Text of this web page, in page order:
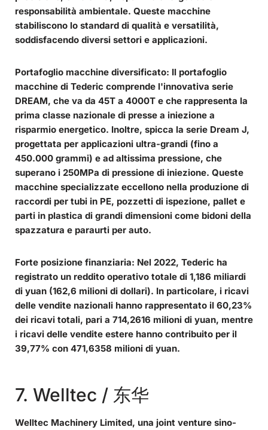
responsabilità ambientale. Queste macchine
stabiliscono lo standard di qualità e versatilità,
soddisfacendo diversi settori e applicazioni.
Portafoglio macchine diversificato: Il portafoglio
macchine di Tederic comprende l'innovativa serie
DREAM, che va da 45T a 4000T e che rappresenta la
prima classe nazionale di presse a iniezione a
risparmio energetico. Inoltre, spicca la serie Dream J,
progettata per applicazioni ultra-grandi (fino a
450.000 grammi) e ad altissima pressione, che
superano i 250MPa di pressione di iniezione. Queste
macchine specializzate eccellono nella produzione di
raccordi per tubi in PE, pozzetti di ispezione, pallet e
parti in plastica di grandi dimensioni come bidoni della
spazzatura e paraurti per auto.
Forte posizione finanziaria: Nel 2022, Tederic ha
registrato un reddito operativo totale di 1,186 miliardi
di yuan (162,6 milioni di dollari). In particolare, i ricavi
delle vendite nazionali hanno rappresentato il 60,23%
dei ricavi totali, pari a 714,2616 milioni di yuan, mentre
i ricavi delle vendite estere hanno contribuito per il
39,77% con 471,6358 milioni di yuan.
7. Welltec / 东华
Welltec Machinery Limited, una joint venture sino-